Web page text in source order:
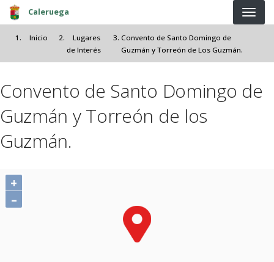
Pasar al contenido principal
Caleruega
Inicio
Lugares
de Interés
Convento de Santo Domingo de
Guzmán y Torreón de Los Guzmán.
Convento de Santo Domingo de
Guzmán y Torreón de los
Guzmán.
+
–